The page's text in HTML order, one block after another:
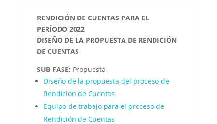
RENDICIÓN DE CUENTAS PARA EL
PERÍODO 2022
DISEÑO DE LA PROPUESTA DE RENDICIÓN
DE CUENTAS
SUB FASE: Propuesta
Diseño de la propuesta del proceso de
Rendición de Cuentas
Equipo de trabajo para el proceso de
Rendición de Cuentas